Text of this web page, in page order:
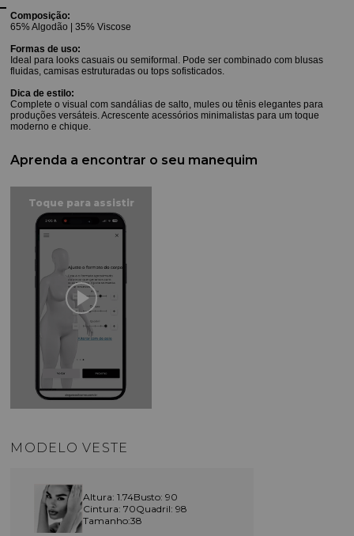
Composição:
65% Algodão | 35% Viscose
Formas de uso:
Ideal para looks casuais ou semiformal. Pode ser combinado com blusas
fluidas, camisas estruturadas ou tops sofisticados.
Dica de estilo:
Complete o visual com sandálias de salto, mules ou tênis elegantes para
produções versáteis. Acrescente acessórios minimalistas para um toque
moderno e chique.
Aprenda a encontrar o seu manequim
MODELO VESTE
Altura: 1.74Busto: 90
Cintura: 70Quadril: 98
Tamanho:38